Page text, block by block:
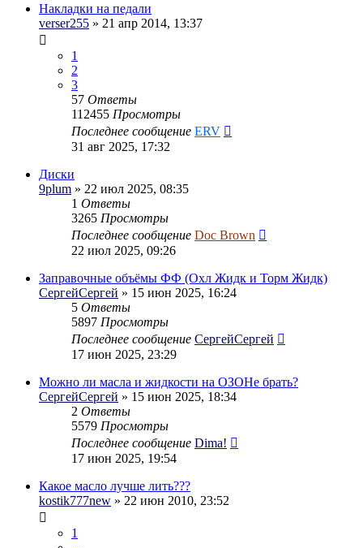
Накладки на педали
verser255 » 21 апр 2014, 13:37
1
2
3
57 Ответы
112455 Просмотры
Последнее сообщение ERV
31 авг 2025, 17:32
Диски
9plum » 22 июл 2025, 08:35
1 Ответы
3265 Просмотры
Последнее сообщение Doc Brown
22 июл 2025, 09:26
Заправочные объёмы ФФ (Охл Жидк и Торм Жидк)
СергейСергей » 15 июн 2025, 16:24
5 Ответы
5897 Просмотры
Последнее сообщение СергейСергей
17 июн 2025, 23:29
Можно ли масла и жидкости на ОЗОНе брать?
СергейСергей » 15 июн 2025, 18:34
2 Ответы
5579 Просмотры
Последнее сообщение Dima!
17 июн 2025, 19:54
Какое масло лучше лить???
kostik777new » 22 июн 2010, 23:52
1